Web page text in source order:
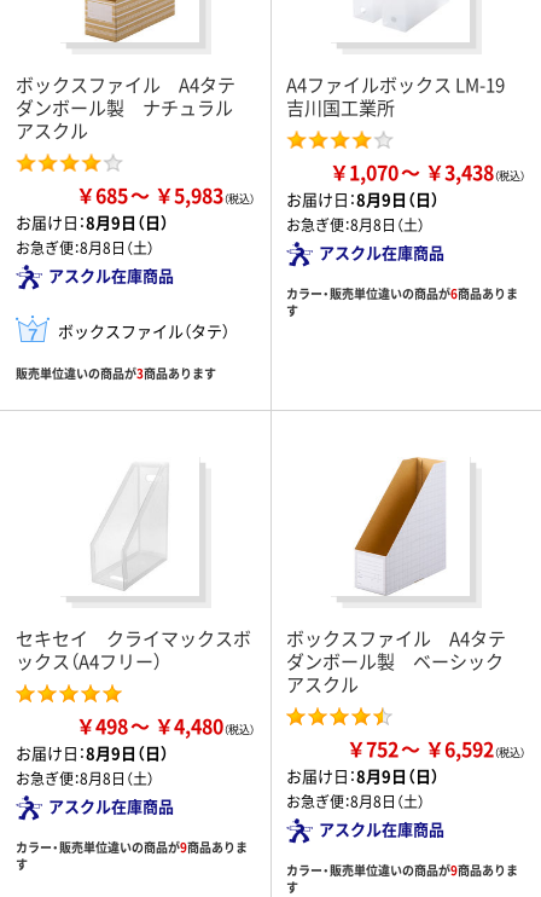
ボックスファイル A4タテ
ダンボール製 ナチュラル
アスクル
￥685 ￥5,983
お届け日：8月9日（日）
お急ぎ便：8月8日（土）
アスクル在庫商品
ボックスファイル（タテ）
販売単位違いの商品が3商品あります
A4ファイルボックス LM-19
吉川国工業所
￥1,070 ￥3,438
お届け日：8月9日（日）
お急ぎ便：8月8日（土）
アスクル在庫商品
カラー・販売単位違いの商品が6商品ありま
す
セキセイ クライマックスボ
ックス（A4フリー）
￥498 ￥4,480
お届け日：8月9日（日）
お急ぎ便：8月8日（土）
アスクル在庫商品
カラー・販売単位違いの商品が9商品ありま
す
ボックスファイル A4タテ
ダンボール製 ベーシック
アスクル
￥752 ￥6,592
お届け日：8月9日（日）
お急ぎ便：8月8日（土）
アスクル在庫商品
カラー・販売単位違いの商品が9商品ありま
す